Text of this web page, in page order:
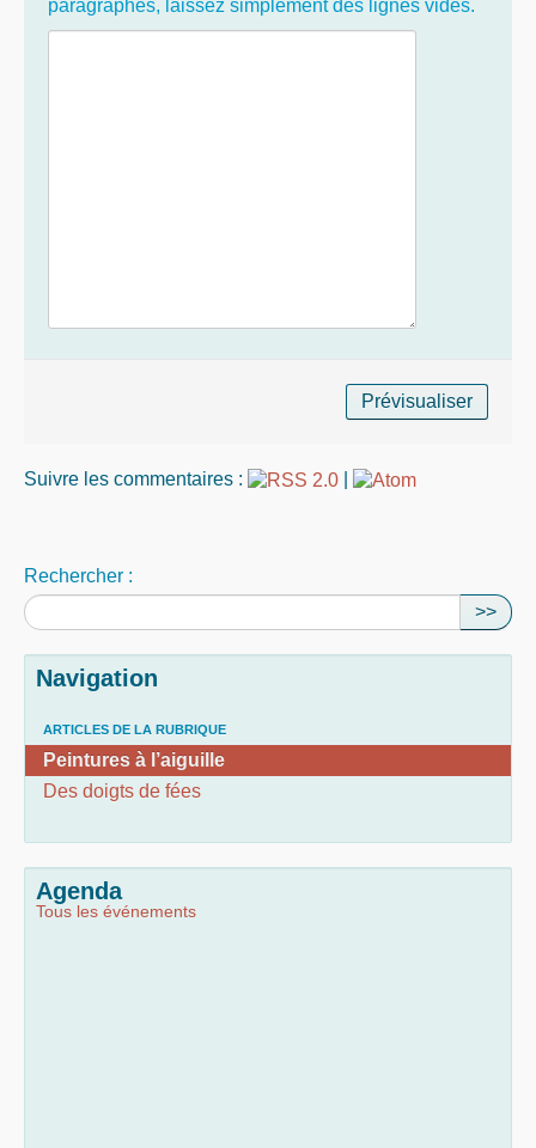
paragraphes, laissez simplement des lignes vides.
Suivre les commentaires :
Rechercher :
>>
Navigation
ARTICLES DE LA RUBRIQUE
Peintures à l’aiguille
Des doigts de fées
Agenda
Tous les événements